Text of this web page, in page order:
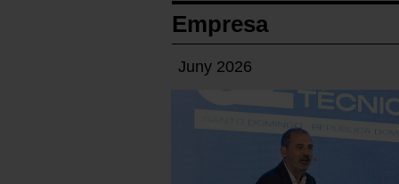
d'ariadna
Empresa
Juny 2026